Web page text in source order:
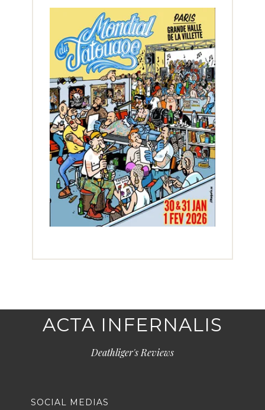
ACTA INFERNALIS
Deathliger's Reviews
SOCIAL MEDIAS